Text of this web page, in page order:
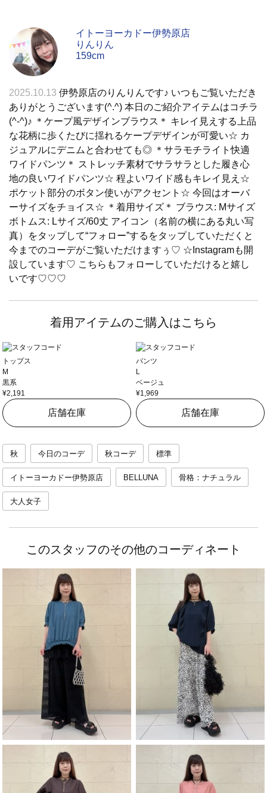
イトーヨーカドー伊勢原店
りんりん
159cm
2025.10.13 伊勢原店のりんりんです♪ いつもご覧いただき
ありがとうございます(^.^) 本日のご紹介アイテムはコチラ
(^-^)♪ ＊ケープ風デザインブラウス＊ キレイ見えする上品
な花柄に歩くたびに揺れるケープデザインが可愛い☆ カ
ジュアルにデニムと合わせても◎ ＊サラモチライト快適
ワイドパンツ＊ ストレッチ素材でサラサラとした履き心
地の良いワイドパンツ☆ 程よいワイド感もキレイ見え☆
ポケット部分のボタン使いがアクセント☆ 今回はオーバ
ーサイズをチョイス☆ ＊着用サイズ＊ ブラウス: Mサイズ
ボトムス: Lサイズ/60丈 アイコン（名前の横にある丸い写
真）をタップして“フォロー”するをタップしていただくと
今までのコーデがご覧いただけますぅ♡ ☆Instagramも開
設しています♡ こちらもフォローしていただけると嬉し
いです♡♡♡
着用アイテムのご購入はこちら
トップス
M
黒系
¥2,191
店舗在庫
パンツ
L
ベージュ
¥1,969
店舗在庫
秋 今日のコーデ 秋コーデ 標準
イトーヨーカドー伊勢原店 BELLUNA 骨格：ナチュラル
大人女子
このスタッフのその他のコーディネート